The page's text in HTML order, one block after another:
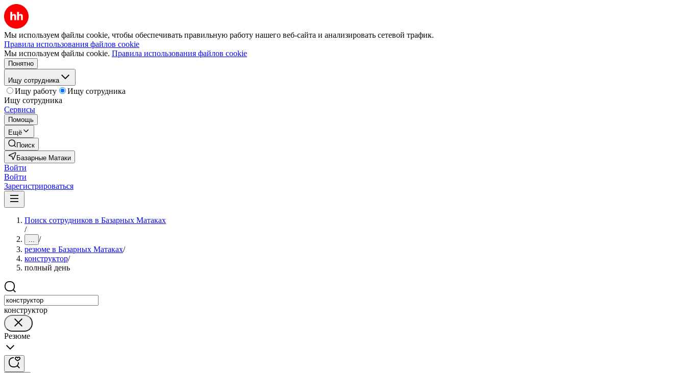
Мы используем файлы cookie, чтобы обеспечивать правильную работу нашего веб-сайта и анализировать сетевой трафик.
Правила использования файлов cookie
Мы используем файлы cookie. Правила использования файлов cookie
Понятно
Ищу сотрудника
Ищу работу
Ищу сотрудника
Ищу сотрудника
Сервисы
Помощь
Ещё
Поиск
Базарные Матаки
Войти
Войти
Зарегистрироваться
Поиск сотрудников в Базарных Матаках
/
... /
резюме в Базарных Матаках/
конструктор/
полный день
конструктор
Резюме